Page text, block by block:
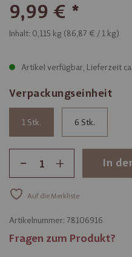
9,99 €
Inhalt: 0,115 kg (86,87 € / 1 kg)
Artikel verfügbar, Lieferzeit
Verpackungseinheit
1 6
- + In
Auf die Merkliste
Artikelnummer: 78106916
Fragen zum Produkt?